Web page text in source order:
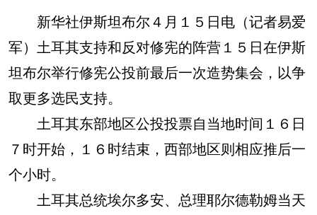
新华社伊斯坦布尔４月１５日电（记者易爱
军）土耳其支持和反对修宪的阵营１５日在伊斯
坦布尔举行修宪公投前最后一次造势集会，以争
取更多选民支持。
土耳其东部地区公投投票自当地时间１６日
７时开始，１６时结束，西部地区则相应推后一
个小时。
土耳其总统埃尔多安、总理耶尔德勒姆当天